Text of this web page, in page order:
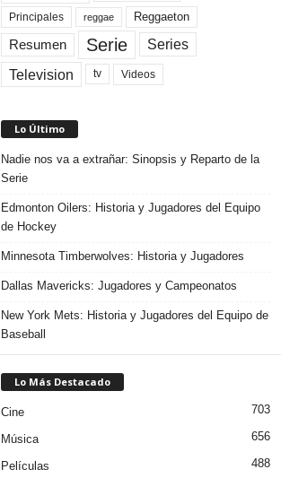
Principales reggae Reggaeton
Resumen Serie Series
Television tv Videos
Lo Último
Nadie nos va a extrañar: Sinopsis y Reparto de la
Serie
Edmonton Oilers: Historia y Jugadores del Equipo
de Hockey
Minnesota Timberwolves: Historia y Jugadores
Dallas Mavericks: Jugadores y Campeonatos
New York Mets: Historia y Jugadores del Equipo de
Baseball
Lo Más Destacado
Cine 703
Música 656
Películas 488